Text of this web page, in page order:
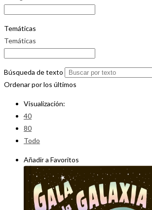
Temáticas
Temáticas
Búsqueda de texto
Ordenar por los últimos
Visualización:
40
80
Todo
Añadir a Favoritos